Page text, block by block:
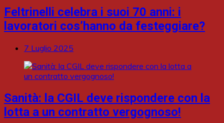
Feltrinelli celebra i suoi 70 anni: i
lavoratori cos’hanno da festeggiare?
7 Luglio 2025
Sanità: la CGIL deve rispondere con la
lotta a un contratto vergognoso!